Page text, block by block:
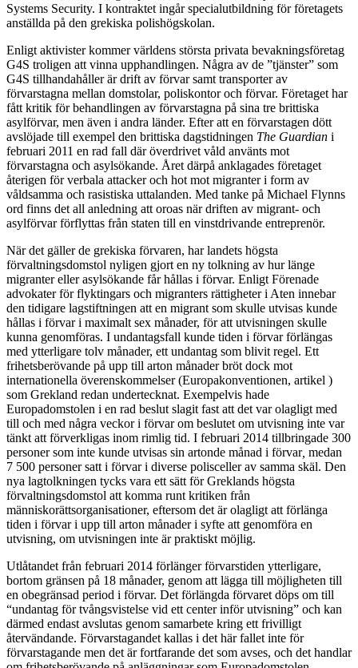
Systems Security. I kontraktet ingår specialutbildning för företagets
anställda på den grekiska polishögskolan.
Enligt aktivister kommer världens största privata bevakningsföretag
G4S troligen att vinna upphandlingen. Några av de ”tjänster” som
G4S tillhandahåller är drift av förvar samt transporter av
förvarstagna mellan domstolar, poliskontor och förvar. Företaget har
fått kritik för behandlingen av förvarstagna på sina tre brittiska
asylförvar, men även i andra länder. Efter att en förvarstagen dött
avslöjade till exempel den brittiska dagstidningen The Guardian i
februari 2011 en rad fall där överdrivet våld använts mot
förvarstagna och asylsökande. Året därpå anklagades företaget
återigen för verbala attacker och hot mot migranter i form av
våldsamma och rasistiska uttalanden. Med tanke på Michael Flynns
ord finns det all anledning att oroas när driften av migrant- och
asylförvar förflyttas från staten till en vinstdrivande entreprenör.
När det gäller de grekiska förvaren, har landets högsta
förvaltningsdomstol nyligen gjort en ny tolkning av hur länge
migranter eller asylsökande får hållas i förvar. Enligt Förenade
advokater för flyktingars och migranters rättigheter i Aten innebar
den tidigare lagstiftningen att en migrant som skulle utvisas kunde
hållas i förvar i maximalt sex månader, för att utvisningen skulle
kunna genomföras. I undantagsfall kunde tiden i förvar förlängas
med ytterligare tolv månader, ett undantag som blivit regel. Ett
frihetsberövande på upp till arton månader bröt dock mot
internationella överenskommelser (Europakonventionen, artikel )
som Grekland redan undertecknat. Exempelvis hade
Europadomstolen i en rad beslut slagit fast att det var olagligt med
till och med några veckor i förvar om beslutet om utvisning inte var
tänkt att förverkligas inom rimlig tid. I februari 2014 tillbringade 300
personer som inte kunde utvisas sin artonde månad i förvar, medan
7 500 personer satt i förvar i diverse polisceller av samma skäl. Den
nya lagtolkningen tycks vara ett sätt för Greklands högsta
förvaltningsdomstol att komma runt kritiken från
människorättsorganisationer, eftersom det är olagligt att förlänga
tiden i förvar i upp till arton månader i syfte att genomföra en
utvisning, om utvisningen inte är praktiskt möjlig.
Utlåtandet från februari 2014 förlänger förvarstiden ytterligare,
bortom gränsen på 18 månader, genom att lägga till möjligheten till
en obegränsad period i förvar. Det förlängda förvaret döps om till
“undantag för tvångsvistelse vid ett center inför utvisning” och kan
därmed endast avslutas genom samarbete kring ett frivilligt
återvändande. Förvarstagandet kallas i det här fallet inte för
förvarstagande men det är fortfarande det som avses, och det handlar